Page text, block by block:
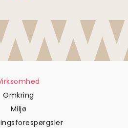
Omkring
Miljø